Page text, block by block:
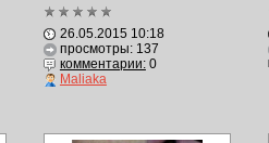
26.05.2015 10:18
просмотры: 137
комментарии:0
Maliaka